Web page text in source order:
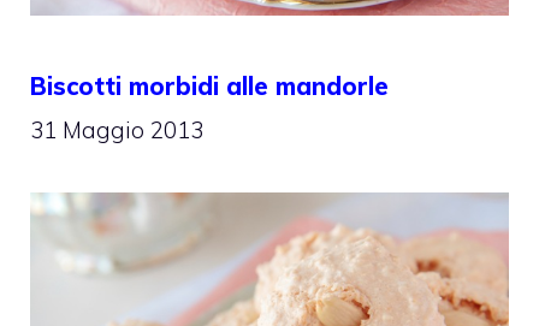
Biscotti morbidi alle mandorle
31 Maggio 2013